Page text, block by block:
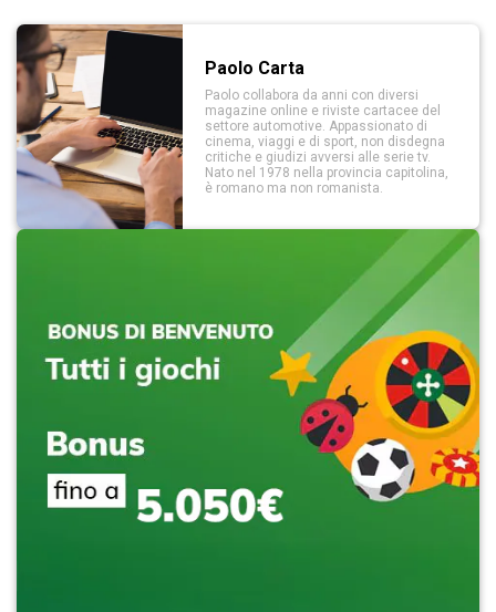
Paolo Carta
Paolo collabora da anni con diversi
magazine online e riviste cartacee del
settore automotive. Appassionato di
cinema, viaggi e di sport, non disdegna
critiche e giudizi avversi alle serie tv.
Nato nel 1978 nella provincia capitolina,
è romano ma non romanista.